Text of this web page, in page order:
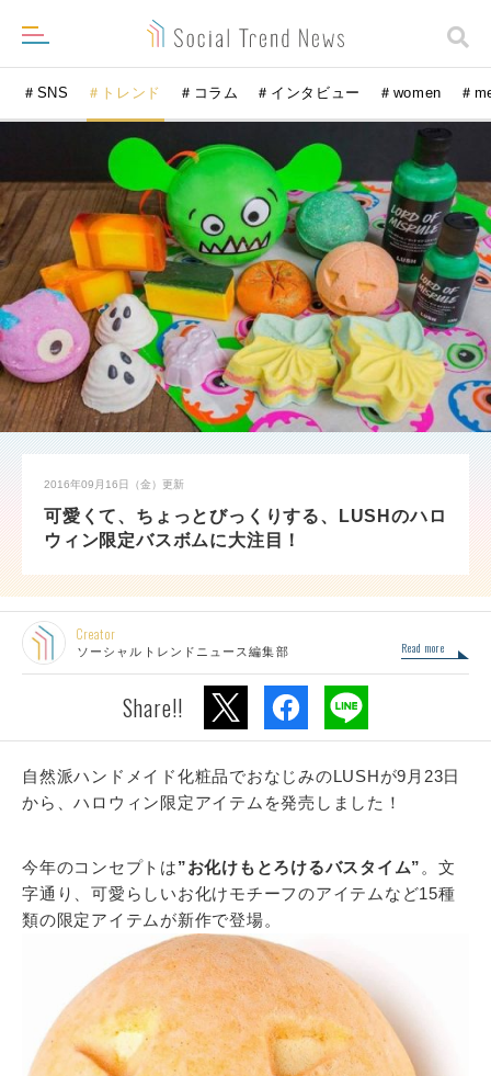
＃SNS ＃トレンド ＃コラム ＃インタビュー ＃women ＃
2016年09月16日（金） 更新
可愛くて、ちょっとびっくりする、LUSHのハロ
ウィン限定バスボムに大注目！
Creator
ソーシャルトレンドニュース編集部 Read more
Share!!
自然派ハンドメイド化粧品でおなじみのLUSHが9月23日
から、ハロウィン限定アイテムを発売しました！
今年のコンセプトは”お化けもとろけるバスタイム”。文
字通り、可愛らしいお化けモチーフのアイテムなど15種
類の限定アイテムが新作で登場。